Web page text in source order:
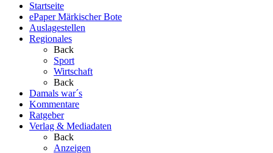
Startseite
ePaper Märkischer Bote
Auslagestellen
Regionales
Back
Sport
Wirtschaft
Back
Damals war´s
Kommentare
Ratgeber
Verlag & Mediadaten
Back
Anzeigen